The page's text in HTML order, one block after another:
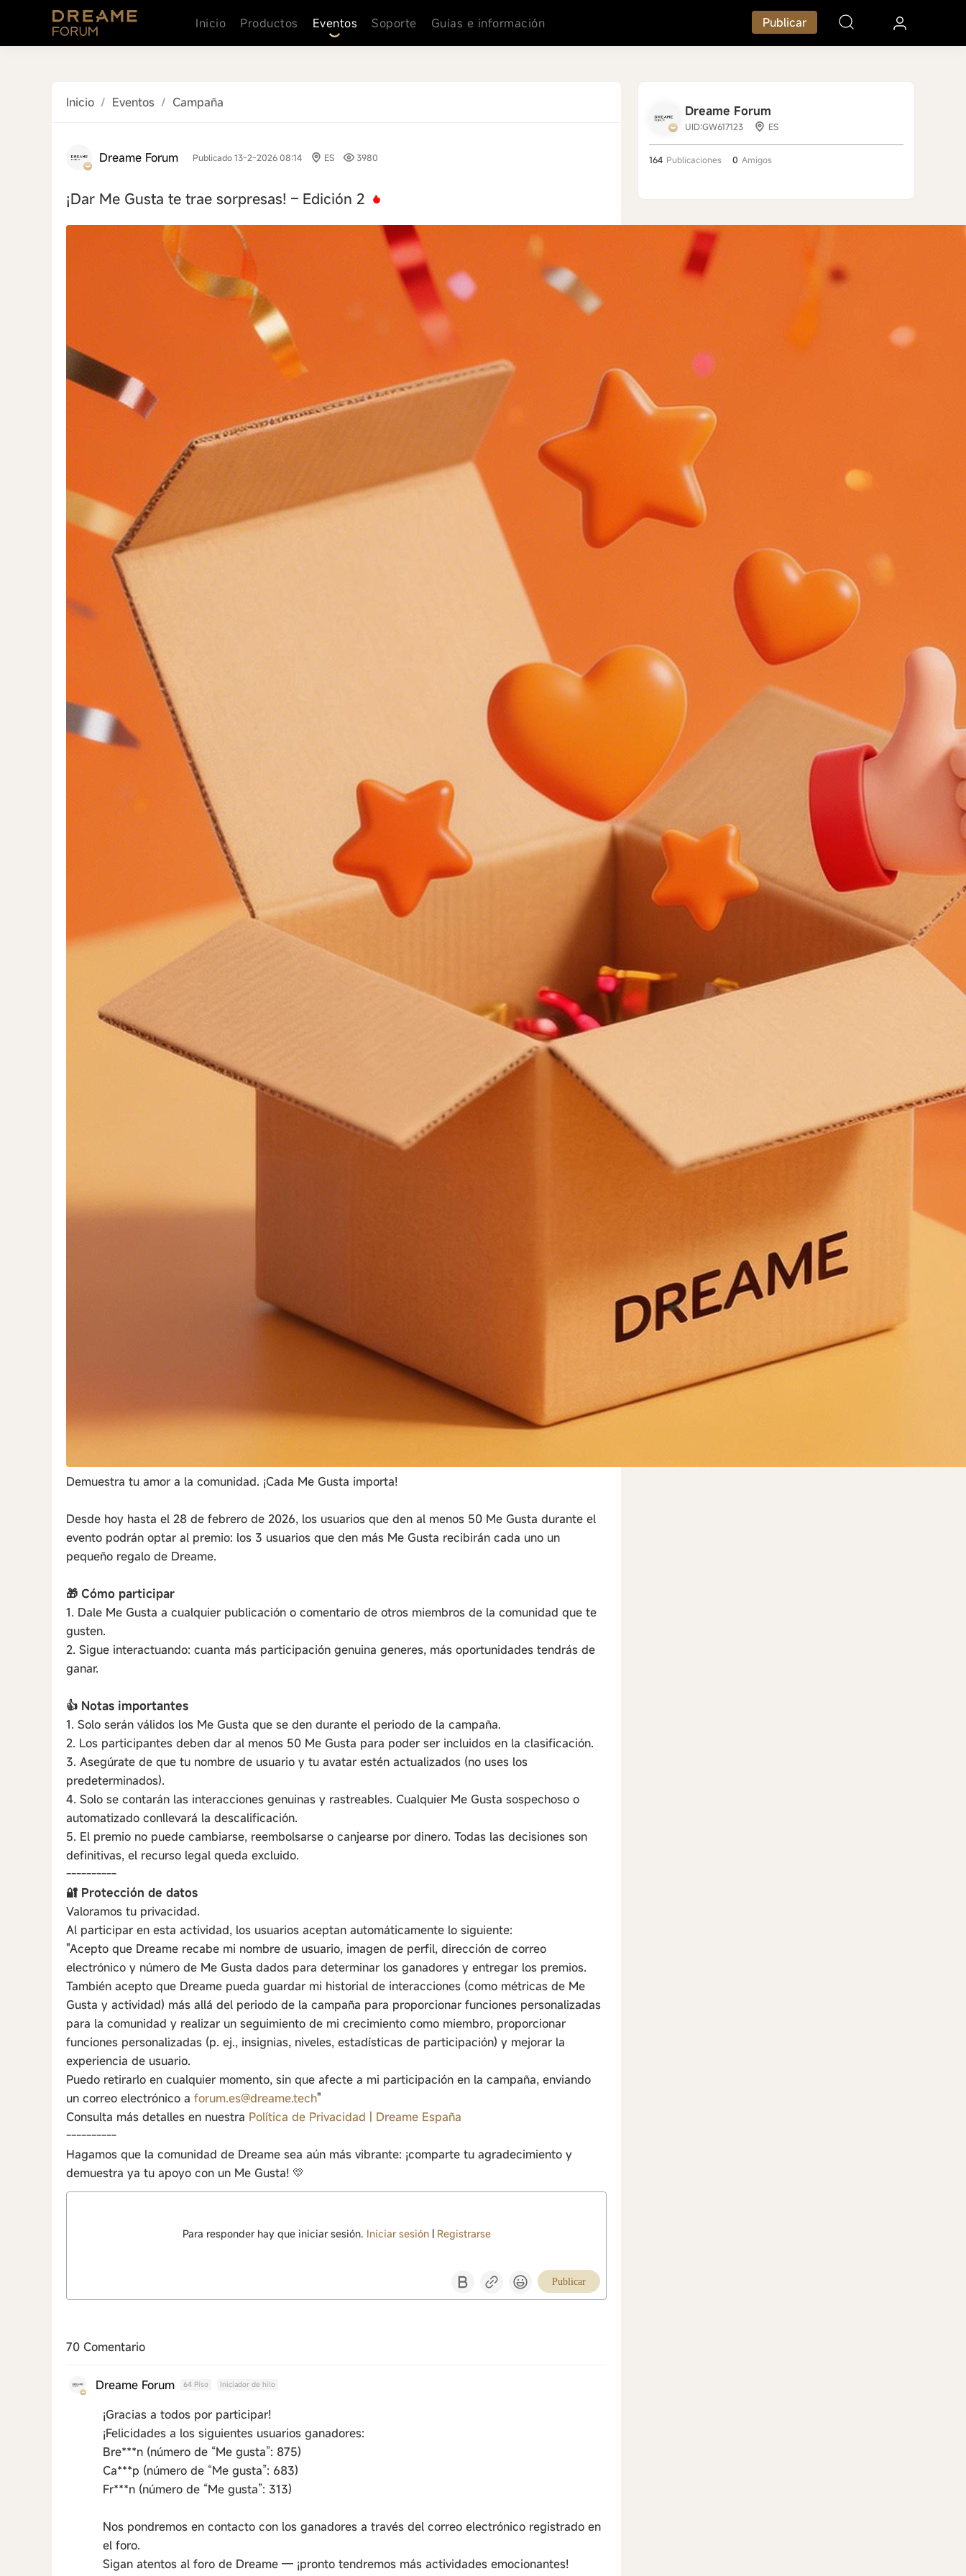
Inicio Productos Eventos Soporte Guías e información Publicar
Inicio / Eventos / Campaña
Dreame Forum Publicado 13-2-2026 08:14 ES 3980
¡Dar Me Gusta te trae sorpresas! – Edición 2
Demuestra tu amor a la comunidad. ¡Cada Me Gusta importa!
Desde hoy hasta el 28 de febrero de 2026, los usuarios que den al menos 50 Me Gusta durante el
evento podrán optar al premio: los 3 usuarios que den más Me Gusta recibirán cada uno un
pequeño regalo de Dreame.
🎁 Cómo participar
1. Dale Me Gusta a cualquier publicación o comentario de otros miembros de la comunidad que te
gusten.
2. Sigue interactuando: cuanta más participación genuina generes, más oportunidades tendrás de
ganar.
👍 Notas importantes
1. Solo serán válidos los Me Gusta que se den durante el periodo de la campaña.
2. Los participantes deben dar al menos 50 Me Gusta para poder ser incluidos en la clasificación.
3. Asegúrate de que tu nombre de usuario y tu avatar estén actualizados (no uses los
predeterminados).
4. Solo se contarán las interacciones genuinas y rastreables. Cualquier Me Gusta sospechoso o
automatizado conllevará la descalificación.
5. El premio no puede cambiarse, reembolsarse o canjearse por dinero. Todas las decisiones son
definitivas, el recurso legal queda excluido.
----------
🔐 Protección de datos
Valoramos tu privacidad.
Al participar en esta actividad, los usuarios aceptan automáticamente lo siguiente:
"Acepto que Dreame recabe mi nombre de usuario, imagen de perfil, dirección de correo
electrónico y número de Me Gusta dados para determinar los ganadores y entregar los premios.
También acepto que Dreame pueda guardar mi historial de interacciones (como métricas de Me
Gusta y actividad) más allá del periodo de la campaña para proporcionar funciones personalizadas
para la comunidad y realizar un seguimiento de mi crecimiento como miembro, proporcionar
funciones personalizadas (p. ej., insignias, niveles, estadísticas de participación) y mejorar la
experiencia de usuario.
Puedo retirarlo en cualquier momento, sin que afecte a mi participación en la campaña, enviando
un correo electrónico a forum.es@dreame.tech"
Consulta más detalles en nuestra Política de Privacidad | Dreame España
----------
Hagamos que la comunidad de Dreame sea aún más vibrante: ¡comparte tu agradecimiento y
demuestra ya tu apoyo con un Me Gusta! 💛
Para responder hay que iniciar sesión. Iniciar sesión| Registrarse
Publicar
70 Comentario
Dreame Forum 64 Piso Iniciador de hilo
¡Gracias a todos por participar!
¡Felicidades a los siguientes usuarios ganadores:
Bre***n (número de “Me gusta”: 875)
Ca***p (número de “Me gusta”: 683)
Fr***n (número de “Me gusta”: 313)
Nos pondremos en contacto con los ganadores a través del correo electrónico registrado en
el foro.
Sigan atentos al foro de Dreame — ¡pronto tendremos más actividades emocionantes!
Dreame Forum
UID:GW617123 ES
164 Publicaciones 0 Amigos